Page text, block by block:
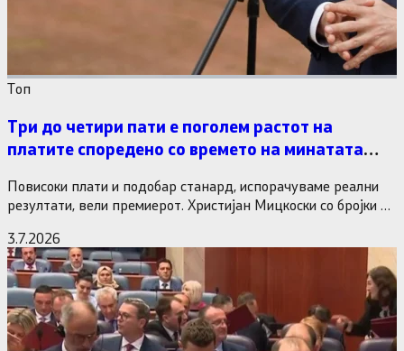
Tоп
Три до четири пати е поголем растот на
платите споредено со времето на минатата
Повисоки плати и подобар станард, испорачуваме реални
резултати, вели премиерот. Христијан Мицкоски со бројки и
3.7.2026